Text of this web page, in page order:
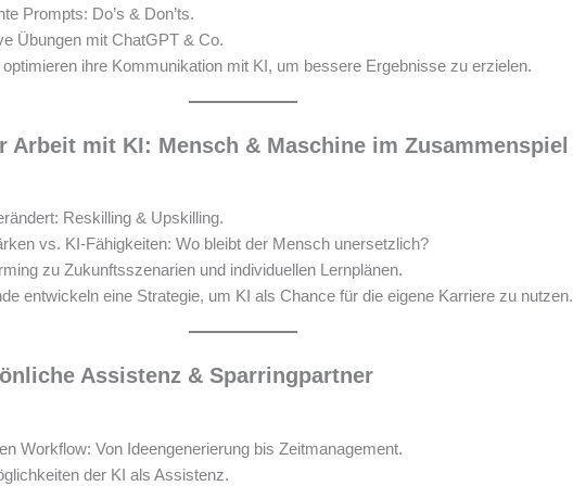
Prompts: Do’s & Don’ts.
Übungen mit ChatGPT & Co.
ihre Kommunikation mit KI, um bessere Ergebnisse zu erzielen.
Arbeit mit KI: Mensch & Maschine im Zusammenspiel
Reskilling & Upskilling.
vs. KI-Fähigkeiten: Wo bleibt der Mensch unersetzlich?
zu Zukunftsszenarien und individuellen Lernplänen.
entwickeln eine Strategie, um KI als Chance für die eigene Karriere zu nutzen.
Assistenz & Sparringpartner
Workflow: Von Ideengenerierung bis Zeitmanagement.
der KI als Assistenz.